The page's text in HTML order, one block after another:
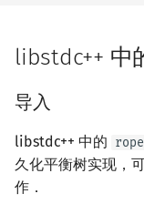
支配树
libstdc++ 中
导入
libstdc++ 中的 rope
久化平衡树实现，
作．